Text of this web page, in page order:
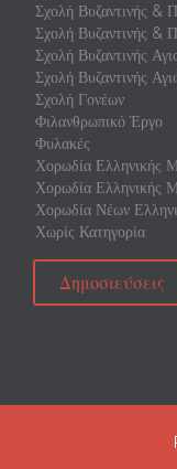
Σχολή Βυζαντινής &
Σχολή Βυζαντινής &
Σχολή Βυζαντινής
Σχολή Βυζαντινής
Σχολή Γονέων
Φιλανθρωπικό Έργο
Φυλακές
Χορωδία Ελληνικής
Χορωδία Ελληνικής
Χορωδία Νέων
Χωρίς Κατηγορία
Δημοσιεύσεις